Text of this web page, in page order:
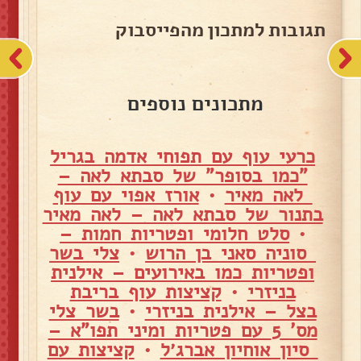
תגובות למתכון מהפייסבוק
מתכונים נוספים
כרעי עוף עם תפוחי אדמה בגריל
"כמו בסופר" של סבתא לאה –
לאה מאיר •אורז אפוי עם עוף
בתנור של סבתא לאה – לאה מאיר
•סלט חלומי ופטריות חמות –
סוניה סאני בן הרוש • צלי בשר
ופטריות כמו באירועים – אילנית
בניזרי •קציצות עוף בריבת
בצל – אילנית בניזרי •בשר צלי
מס' 5 עם פטריות ומיני תפו"א –
סיון אוחיון אברג׳ל •קציצות עם